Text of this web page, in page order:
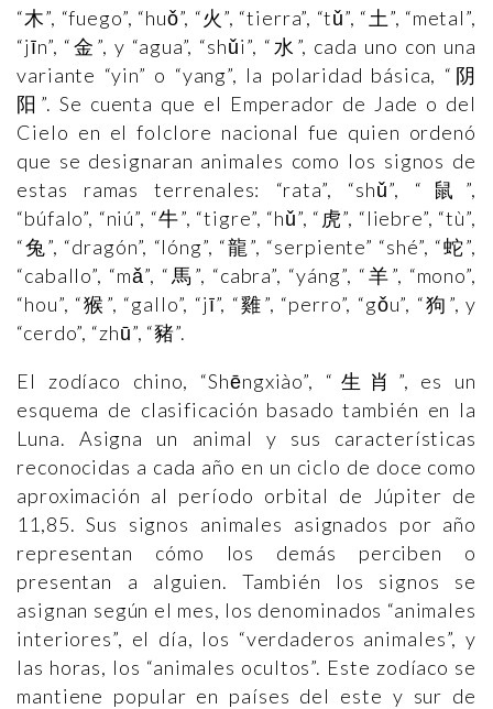
“木”, “fuego”, “huǒ”, “火”, “tierra”, “tǔ”, “土”, “metal”,
“jīn”, “金”, y “agua”, “shǔi”, “水”, cada uno con una
variante “yin” o “yang”, la polaridad básica, “阴
阳”. Se cuenta que el Emperador de Jade o del
Cielo en el folclore nacional fue quien ordenó
que se designaran animales como los signos de
estas ramas terrenales: “rata”, “shǔ”, “鼠”,
“búfalo”, “niú”, “牛”, “tigre”, “hǔ”, “虎”, “liebre”, “tù”,
“兔”, “dragón”, “lóng”, “龍”, “serpiente” “shé”, “蛇”,
“caballo”, “mǎ”, “馬”, “cabra”, “yáng”, “羊”, “mono”,
“hou”, “猴”, “gallo”, “jī”, “雞”, “perro”, “gǒu”, “狗”, y
“cerdo”, “zhū”, “豬”.
El zodíaco chino, “Shēngxiào”, “生肖”, es un
esquema de clasificación basado también en la
Luna. Asigna un animal y sus características
reconocidas a cada año en un ciclo de doce como
aproximación al período orbital de Júpiter de
11,85. Sus signos animales asignados por año
representan cómo los demás perciben o
presentan a alguien. También los signos se
asignan según el mes, los denominados “animales
interiores”, el día, los “verdaderos animales”, y
las horas, los “animales ocultos”. Este zodíaco se
mantiene popular en países del este y sur de